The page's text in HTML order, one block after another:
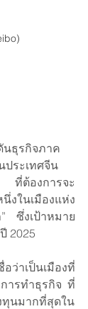
นธุรกิจภาค
ประเทศจีน
ที่ต้องการจะ
งในเมืองแห่ง
ซึ่งเป้าหมาย
2025
ว่าเป็นเมืองที่
ารทำธุรกิจ ที่
ทุนมากที่สุดใน